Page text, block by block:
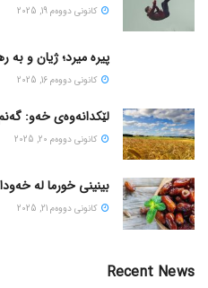
كانونی دووه‌م 19, 2025
پیره میرد؛ ژیان و به
كانونی دووه‌م 16, 2025
لێکدانەوەی خەو:
كانونی دووه‌م 20, 2025
بینینی خورما لە خەودا
كانونی دووه‌م 21, 2025
Recent News